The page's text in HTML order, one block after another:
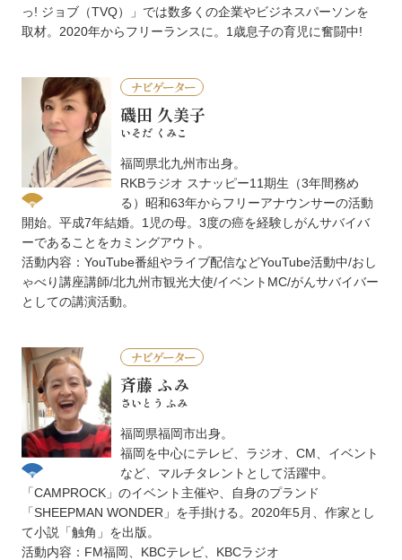
っ! ジョブ（TVQ）」では数多くの企業やビジネスパーソンを
取材。2020年からフリーランスに。1歳息子の育児に奮闘中!
ナビゲーター
磯田 久美子
いそだ くみこ
福岡県北九州市出身。
RKBラジオ スナッピー11期生（3年間務め
る）昭和63年からフリーアナウンサーの活動
開始。平成7年結婚。1児の母。3度の癌を経験しがんサバイバ
ーであることをカミングアウト。
活動内容：YouTube番組やライブ配信などYouTube活動中/おし
ゃべり講座講師/北九州市観光大使/イベントMC/がんサバイバー
としての講演活動。
ナビゲーター
斉藤 ふみ
さいとう ふみ
福岡県福岡市出身。
福岡を中心にテレビ、ラジオ、CM、イベント
など、マルチタレントとして活躍中。
「CAMPROCK」のイベント主催や、自身のプランド
「SHEEPMAN WONDER」を手掛ける。2020年5月、作家とし
て小説「触角」を出版。
活動内容：FM福岡、KBCテレビ、KBCラジオ